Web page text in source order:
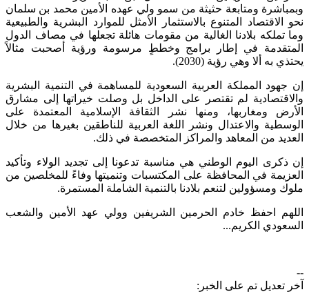
وبمباشرة ومتابعة حثيثة من سمو ولي عهده الأمين محمد بن سلمان
نحو الاقتصاد المتنوع بالاستثمار الأمثل للموارد البشرية والطبيعية
وما تملكه بلادنا الغالية من مقومات هائلة تجعلها في مصاف الدول
المتقدمة في إطار برامج وخططٍ مرسومة ورؤية أصحبت مثالاً
يحتذي به ألا وهي رؤية (2030).
إن جهود المملكة العربية السعودية للمساهمة في التنمية البشرية
والاقتصادية لم تقتصر على الداخل بل وصلت خيراتها إلى مشارق
الأرض ومغاربها، ومنها نشر الثقافة الإسلامية المعتمدة على
الوسطية والاعتدال ونشر اللغة العربية للناطقين بغيرها من خلال
العديد من المعاهد والمراكز المتخصصة في ذلك.
إن ذكرى اليوم الوطني هي مناسبة تدعونا إلى تجديد الولاء وتأكيد
العزيمة في المحافظة على المكتسبات وتنميتها وفاءً للمخلصين من
ملوك ومسؤولين لتنعم بلادنا بالتنمية الشاملة المستمرة.
اللهم احفظ خادم الحرمين الشريفين وولي عهد الأمين والشعب
السعودي الكريم...​
--
آخر تعديل تم على الخبر: